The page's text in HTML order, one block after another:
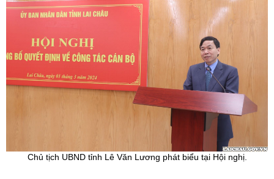
Chủ tịch UBND tỉnh Lê Văn Lương phát biểu tại Hội nghị.